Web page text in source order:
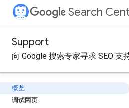
Search
Support
向 Google 搜索专家寻求 SEO 支
概览
调试网页